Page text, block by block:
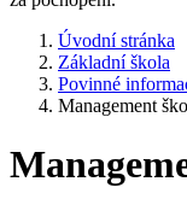
Úvodní stránka
Základní škola
Povinné
Management